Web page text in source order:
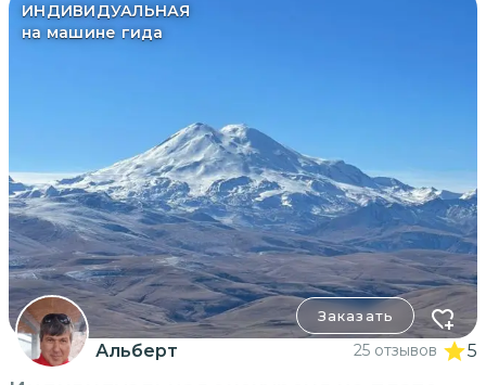
ИНДИВИДУАЛЬНАЯ
на машине гида
Заказать
Альберт 25 отзывов 5